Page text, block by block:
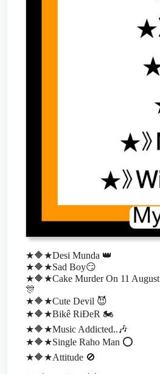
★🔶★Desi Munda 👑
★🔶★Sad Boy😏
★🔶★Cake Murder On 11 August
🎊
★🔶★Cute Devil 😈
★🔶★Bikê RiĐeR 🏍️
★🔶★Music Addicted..🎶
★🔶★Single Raho Man ⭕
★🔶★Attitude 🚫